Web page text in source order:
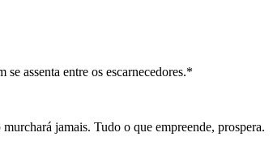
assenta entre os escarnecedores.*
jamais. Tudo o que empreende, prospera.